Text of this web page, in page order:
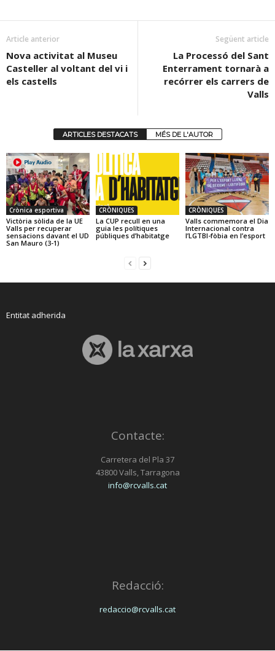
Article anterior
Nova activitat al Museu
Casteller al voltant del vi i
els castells
Següent article
La Processó del Sant
Enterrament tornarà a
recórrer els carrers de
Valls
ARTICLES DESTACATS MÉS DE L'AUTOR
Crònica esportiva
Victòria sòlida de la UE
Valls per recuperar
sensacions davant el UD
San Mauro (3-1)
CRÒNIQUES
La CUP recull en una
guia les polítiques
públiques d’habitatge
CRÒNIQUES
Valls commemora el Dia
Internacional contra
l’LGTBI-fòbia en l’esport
Entitat adherida
Contacte:
Carretera del Pla 37
43800 Valls, Tarragona
info@rcvalls.cat
Redacció:
redaccio@rcvalls.cat